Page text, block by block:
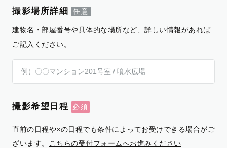
撮影場所詳細
建物名・部屋番号や具体的な場所など、詳しい情報があれば
ご記入ください。
撮影希望日程
直前の日程や×の日程でも条件によってお受けできる場合がご
ざいます。
こちらの受付フォームへお進みください